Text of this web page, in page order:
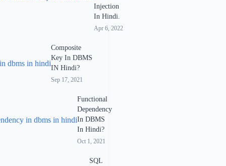
Injection
In Hindi.
Apr 6, 2022
Composite
Key In DBMS
IN Hindi?
Sep 17, 2021
Functional
Dependency
In DBMS
In Hindi?
Oct 1, 2021
SQL